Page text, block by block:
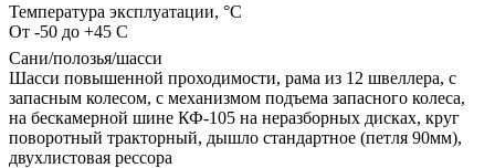
Температура эксплуатации, °С
От -50 до +45 С
Сани/полозья/шасси
Шасси повышенной проходимости, рама из 12 швеллера, с
запасным колесом, с механизмом подъема запасного колеса,
на бескамерной шине КФ-105 на неразборных дисках, круг
поворотный тракторный, дышло стандартное (петля 90мм),
двухлистовая рессора